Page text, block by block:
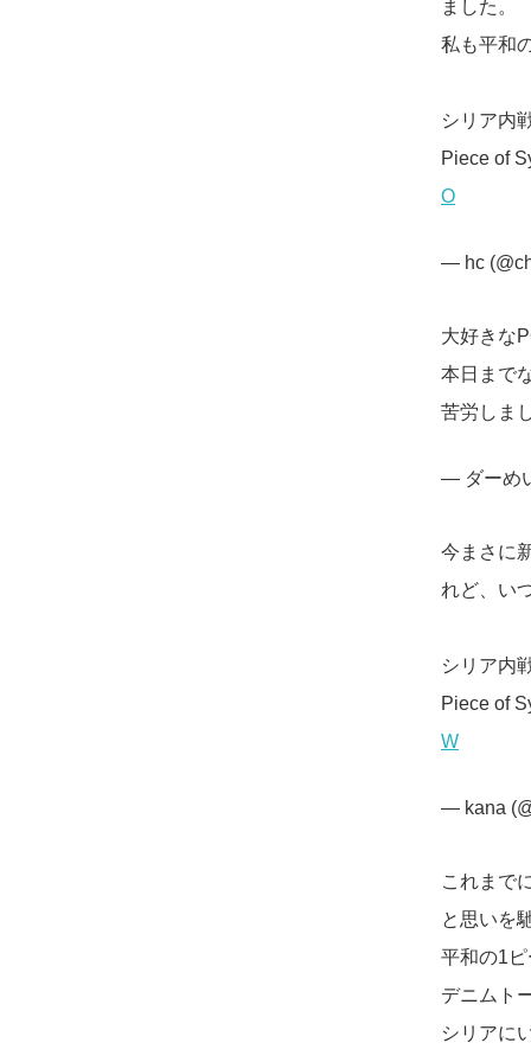
ました。
私も平和
シリア内
Piece of
O
— hc
大好きな
本日まで
苦労しま
— ダーめ
今まさに
れど、い
シリア内
Piece of
W
— kana
これまで
と思いを
平和の1
デニムト
シリアに